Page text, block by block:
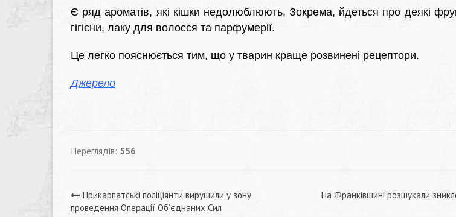
Є ряд ароматів, які кішки недолюблюють. Зокрема, йдеться про деякі
гігієни, лаку для волосся та парфумерії.
Це легко пояснюється тим, що у тварин краще розвинені рецептори.
Джерело
Переглядів: 556
Навігація
Прикарпатські поліціянти вирушили у зону
проведення Операції Об’єднаних Сил
На Франківщині розшукали